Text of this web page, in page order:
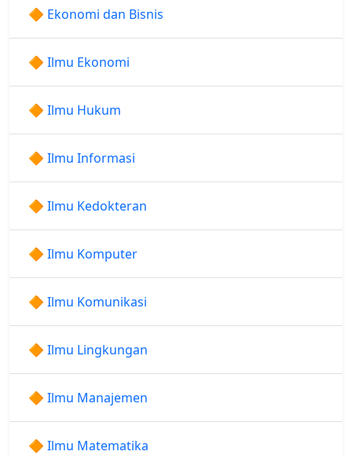
🔶 Ekonomi dan Bisnis
🔶 Ilmu Ekonomi
🔶 Ilmu Hukum
🔶 Ilmu Informasi
🔶 Ilmu Kedokteran
🔶 Ilmu Komputer
🔶 Ilmu Komunikasi
🔶 Ilmu Lingkungan
🔶 Ilmu Manajemen
🔶 Ilmu Matematika